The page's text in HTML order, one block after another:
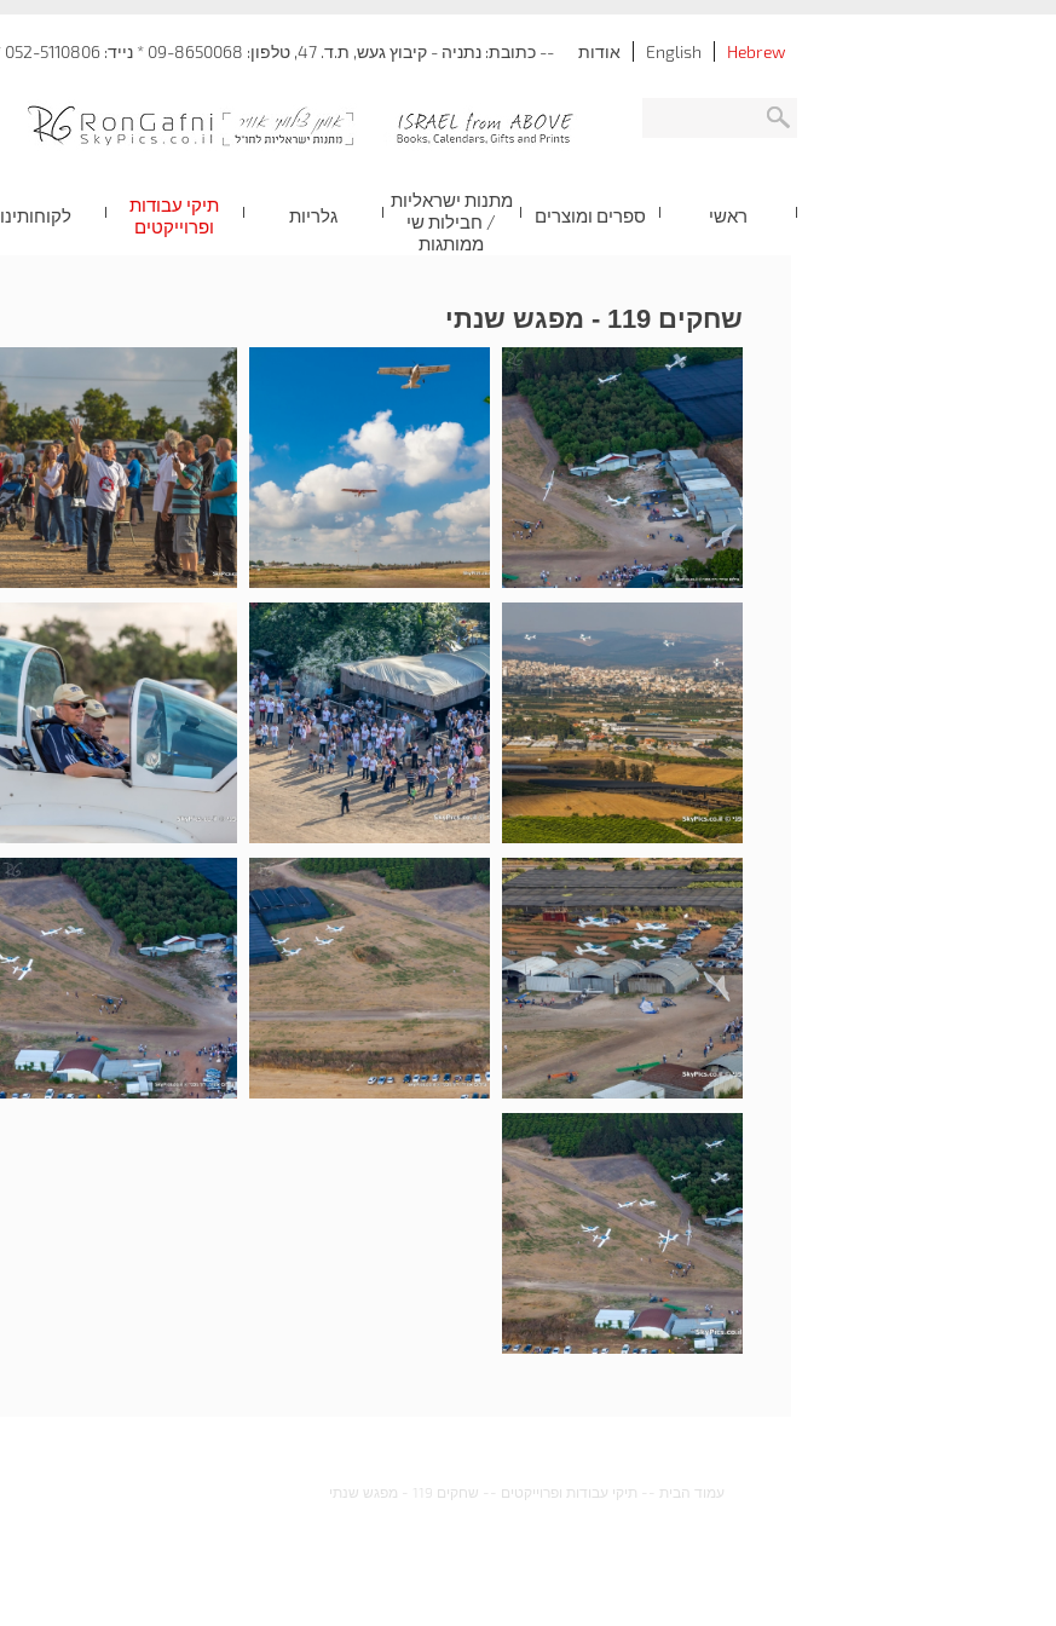
Hebrew
English אודות -- כתובת: נתניה - קיבוץ געש, ת.ד. 47, טלפון: 09-8650068 * נייד: 052-5110806 * info@skypics.co.il
ראשי ספרים ומוצרים
מתנות ישראליות
/ חבילות שי
ממותגות
גלריות
תיקי עבודות
ופרוייקטים
לקוחותינו
שחקים 119 - מפגש שנתי
עמוד הבית -- תיקי עבודות ופרוייקטים -- שחקים 119 - מפגש שנתי